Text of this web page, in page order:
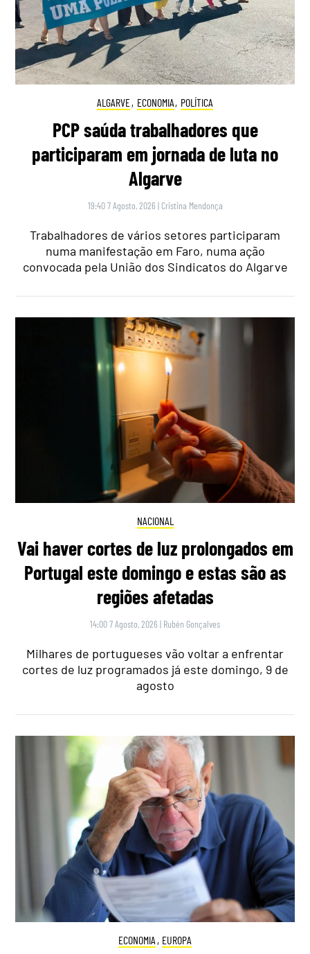
ALGARVE, ECONOMIA, POLÍTICA
PCP saúda trabalhadores que
participaram em jornada de luta no
Algarve
19:40 7 Agosto, 2026 | Cristina Mendonça
Trabalhadores de vários setores participaram
numa manifestação em Faro, numa ação
convocada pela União dos Sindicatos do Algarve
NACIONAL
Vai haver cortes de luz prolongados em
Portugal este domingo e estas são as
regiões afetadas
14:00 7 Agosto, 2026 | Rubén Gonçalves
Milhares de portugueses vão voltar a enfrentar
cortes de luz programados já este domingo, 9 de
agosto
ECONOMIA , EUROPA